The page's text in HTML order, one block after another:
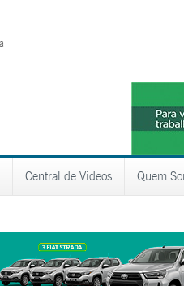
Central de Videos Quem